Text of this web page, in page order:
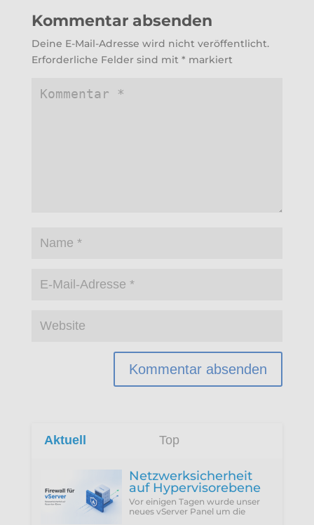
Kommentar absenden
Deine E-Mail-Adresse wird nicht veröffentlicht.
Erforderliche Felder sind mit * markiert
Aktuell Top
Netzwerksicherheit
auf Hypervisorebene
Vor einigen Tagen wurde unser
neues vServer Panel um die